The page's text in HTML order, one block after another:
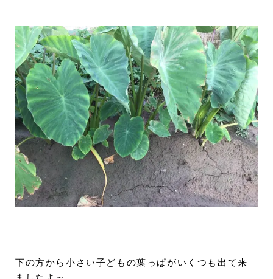
下の方から小さい子どもの葉っぱがいくつも出て来
ましたよ～